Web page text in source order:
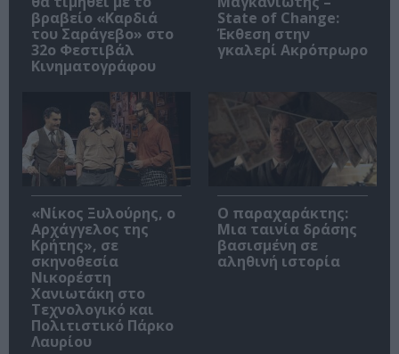
βραβείο «Καρδιά
του Σαράγεβο» στο
32ο Φεστιβάλ
Κινηματογράφου
State of Change:
Έκθεση στην
γκαλερί Ακρόπρωρο
«Νίκος Ξυλούρης, ο
Αρχάγγελος της
Κρήτης», σε
σκηνοθεσία
Νικορέστη
Χανιωτάκη στο
Τεχνολογικό και
Πολιτιστικό Πάρκο
Λαυρίου
Ο παραχαράκτης:
Μια ταινία δράσης
βασισμένη σε
αληθινή ιστορία